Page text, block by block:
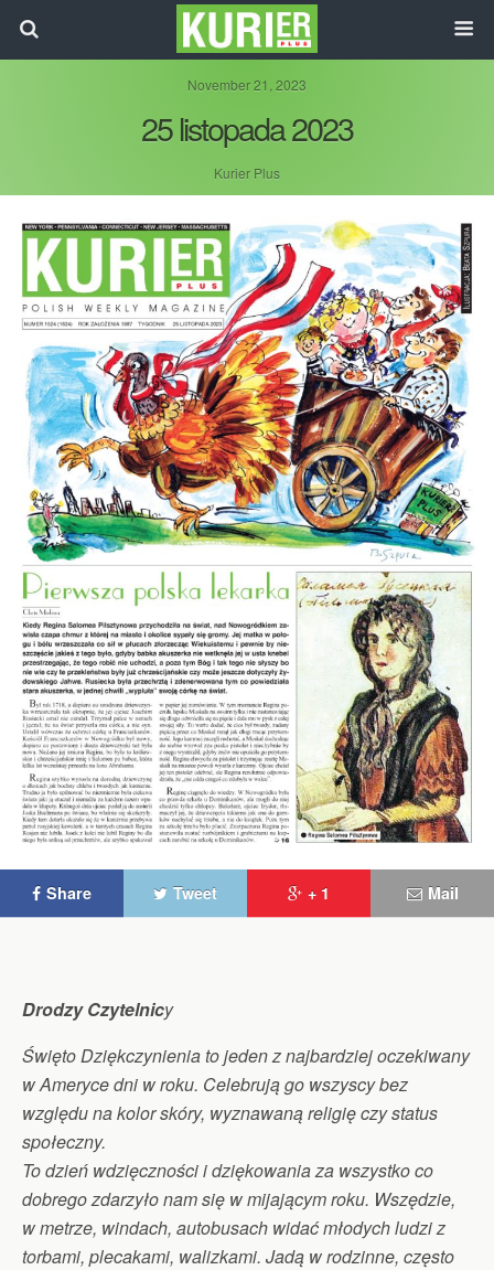
November 21, 2023
25 listopada 2023
Kurier Plus
Share Tweet + 1 Mail
Drodzy Czytelnicy
Święto Dziękczynienia to jeden z najbardziej oczekiwany
w Ameryce dni w roku. Celebrują go wszyscy bez
względu na kolor skóry, wyznawaną religię czy status
społeczny.
To dzień wdzięczności i dziękowania za wszystko co
dobrego zdarzyło nam się w mijającym roku. Wszędzie,
w metrze, windach, autobusach widać młodych ludzi z
torbami, plecakami, walizkami. Jadą w rodzinne, często